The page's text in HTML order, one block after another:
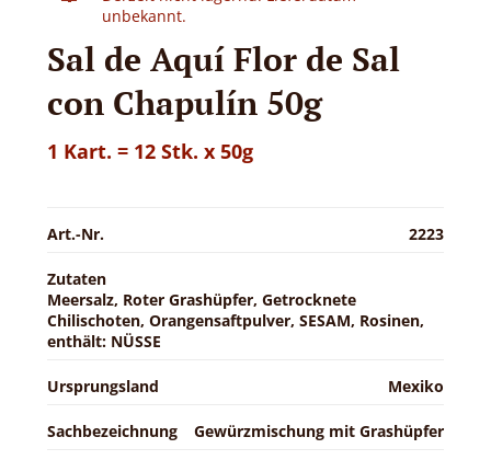
unbekannt.
Sal de Aquí Flor de Sal
con Chapulín 50g
1 Kart. = 12 Stk. x 50g
Art.-Nr. 2223
Zutaten
Meersalz, Roter Grashüpfer, Getrocknete
Chilischoten, Orangensaftpulver, SESAM, Rosinen,
enthält: NÜSSE
Ursprungsland Mexiko
Sachbezeichnung Gewürzmischung mit Grashüpfer